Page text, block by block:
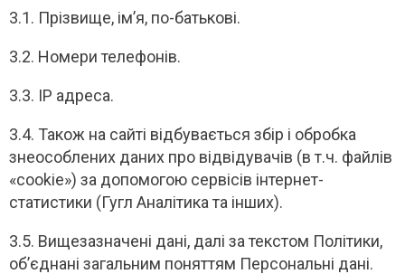
3.1. Прізвище, ім’я, по-батькові.
3.2. Номери телефонів.
3.3. IP адреса.
3.4. Також на сайті відбувається збір і обробка
знеособлених даних про відвідувачів (в т.ч. файлів
«cookie») за допомогою сервісів інтернет-
статистики (Гугл Аналітика та інших).
3.5. Вищезазначені дані, далі за текстом Політики,
об’єднані загальним поняттям Персональні дані.